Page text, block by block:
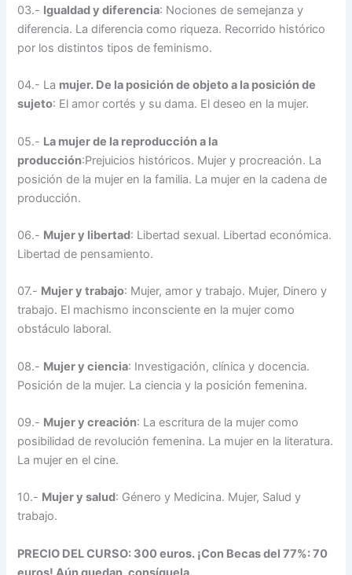
03.- Igualdad y diferencia: Nociones de semejanza y
diferencia. La diferencia como riqueza. Recorrido histórico
por los distintos tipos de feminismo.
04.- La mujer. De la posición de objeto a la posición de
sujeto: El amor cortés y su dama. El deseo en la mujer.
05.- La mujer de la reproducción a la
producción:Prejuicios históricos. Mujer y procreación. La
posición de la mujer en la familia. La mujer en la cadena de
producción.
06.- Mujer y libertad: Libertad sexual. Libertad económica.
Libertad de pensamiento.
07.- Mujer y trabajo: Mujer, amor y trabajo. Mujer, Dinero y
trabajo. El machismo inconsciente en la mujer como
obstáculo laboral.
08.- Mujer y ciencia: Investigación, clínica y docencia.
Posición de la mujer. La ciencia y la posición femenina.
09.- Mujer y creación: La escritura de la mujer como
posibilidad de revolución femenina. La mujer en la literatura.
La mujer en el cine.
10.- Mujer y salud: Género y Medicina. Mujer, Salud y
trabajo.
PRECIO DEL CURSO: 300 euros. ¡Con Becas del 77%: 70